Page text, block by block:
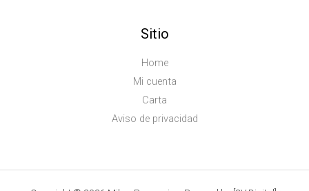
Sitio
Home
Mi cuenta
Carta
Aviso de privacidad